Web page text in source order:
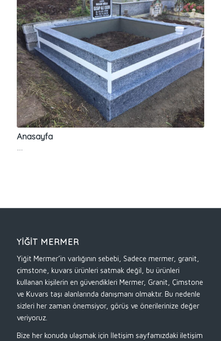
Anasayfa
YİĞİT MERMER
Yiğit Mermer’in varlığının sebebi, Sadece mermer, granit,
çimstone, kuvars ürünleri satmak değil, bu ürünleri
kullanan kişilerin en güvendikleri Mermer, Granit, Çimstone
ve Kuvars taşı alanlarında danışmanı olmaktır. Bu nedenle
sizleri her zaman önemsiyor, görüş ve önerilerinize değer
veriyoruz.
Bize her konuda ulaşmak için İletişim sayfamızdaki iletişim